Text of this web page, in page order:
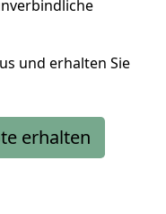
und erhalten Sie
erhalten